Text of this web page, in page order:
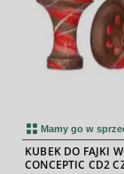
Mamy go w
KUBEK DO FAJKI
CONCEPTIC CD2